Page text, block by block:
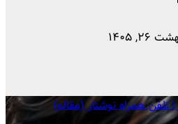
۲۶, ۱۴۰۵
| تلفن همراهنوشتار (مقاله)